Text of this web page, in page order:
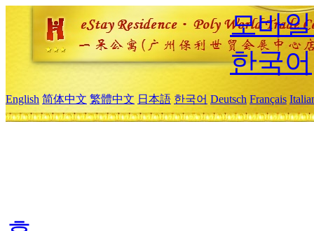
모바
한국어
English 简体中文 繁體中文 日本語 한국어 Deutsch Français